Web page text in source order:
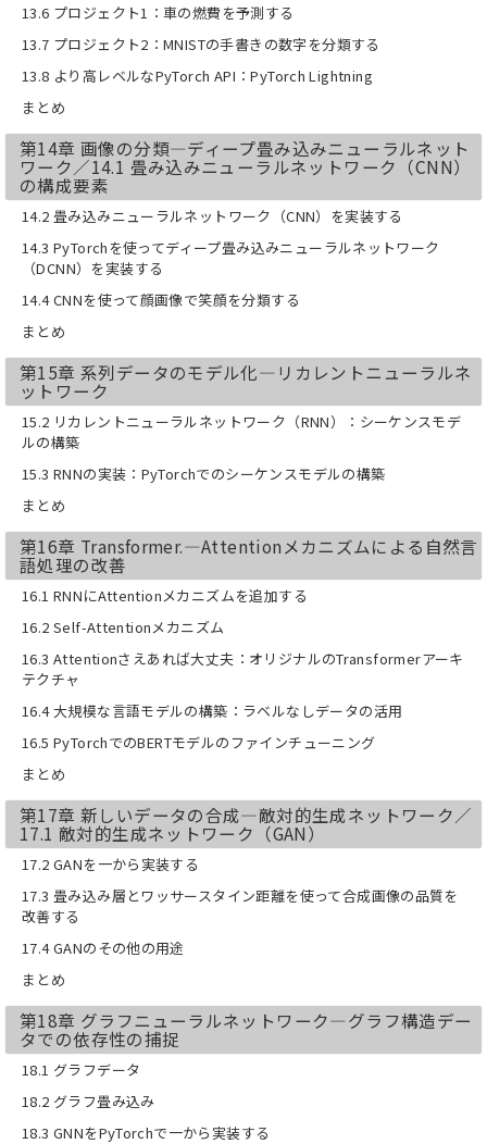
13.6 プロジェクト1：車の燃費を予測する
13.7 プロジェクト2：MNISTの手書きの数字を分類する
13.8 より高レベルなPyTorch API：PyTorch Lightning
まとめ
第14章 画像の分類―ディープ畳み込みニューラルネット
ワーク／14.1 畳み込みニューラルネットワーク（CNN）
の構成要素
14.2 畳み込みニューラルネットワーク（CNN）を実装する
14.3 PyTorchを使ってディープ畳み込みニューラルネットワーク
（DCNN）を実装する
14.4 CNNを使って顔画像で笑顔を分類する
まとめ
第15章 系列データのモデル化―リカレントニューラルネ
ットワーク
15.2 リカレントニューラルネットワーク（RNN）：シーケンスモデ
ルの構築
15.3 RNNの実装：PyTorchでのシーケンスモデルの構築
まとめ
第16章 Transformer.—Attentionメカニズムによる自然言
語処理の改善
16.1 RNNにAttentionメカニズムを追加する
16.2 Self-Attentionメカニズム
16.3 Attentionさえあれば大丈夫：オリジナルのTransformerアーキ
テクチャ
16.4 大規模な言語モデルの構築：ラベルなしデータの活用
16.5 PyTorchでのBERTモデルのファインチューニング
まとめ
第17章 新しいデータの合成―敵対的生成ネットワーク／
17.1 敵対的生成ネットワーク（GAN）
17.2 GANを一から実装する
17.3 畳み込み層とワッサースタイン距離を使って合成画像の品質を
改善する
17.4 GANのその他の用途
まとめ
第18章 グラフニューラルネットワーク―グラフ構造デー
タでの依存性の捕捉
18.1 グラフデータ
18.2 グラフ畳み込み
18.3 GNNをPyTorchで一から実装する